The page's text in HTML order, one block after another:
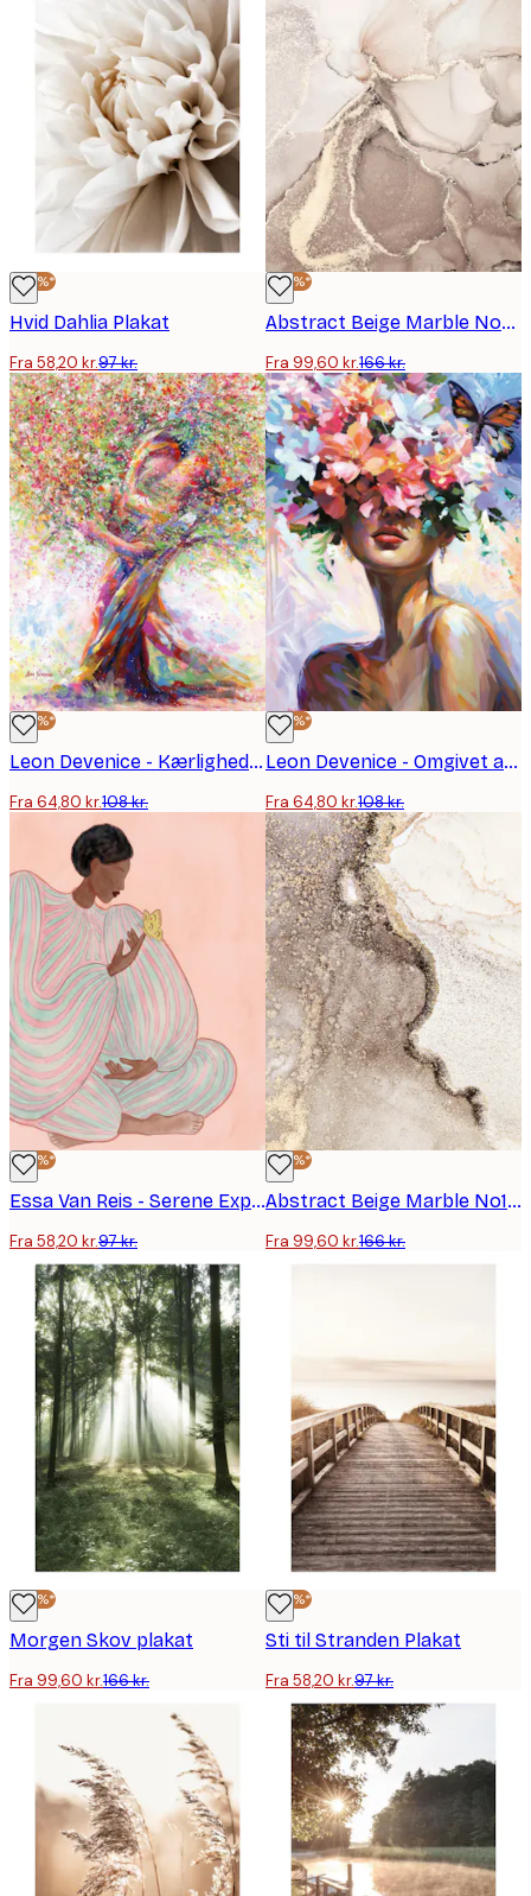
-40%*
Hvid Dahlia Plakat
Fra 58,20 kr.97 kr.
-40%*
Abstract Beige Marble No2 plakat
Fra 99,60 kr.166 kr.
-40%*
Leon Devenice - Kærlighedstræ Plakat
Fra 64,80 kr.108 kr.
-40%*
Leon Devenice - Omgivet af Kærlighed Plakat
Fra 64,80 kr.108 kr.
-40%*
Essa Van Reis - Serene Expectation Plakat
Fra 58,20 kr.97 kr.
-40%*
Abstract Beige Marble No1 plakat
Fra 99,60 kr.166 kr.
-40%*
Morgen Skov plakat
Fra 99,60 kr.166 kr.
-40%*
Sti til Stranden Plakat
Fra 58,20 kr.97 kr.